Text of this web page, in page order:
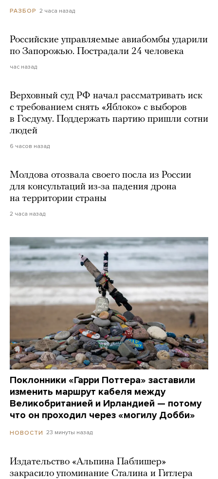
РАЗБОР 2 часа назад
Российские управляемые авиабомбы ударили
по Запорожью. Пострадали 24 человека
час назад
Верховный суд РФ начал рассматривать иск
с требованием снять «Яблоко» с выборов
в Госдуму. Поддержать партию пришли сотни
людей
6 часов назад
Молдова отозвала своего посла из России
для консультаций из-за падения дрона
на территории страны
2 часа назад
Поклонники «Гарри Поттера» заставили
изменить маршрут кабеля между
Великобританией и Ирландией — потому
что он проходил через «могилу Добби»
НОВОСТИ 23 минуты назад
Издательство «Альпина Паблишер»
закрасило упоминание Сталина и Гитлера